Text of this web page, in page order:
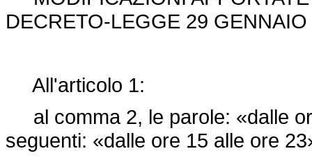
DECRETO-LEGGE 29
All'articolo 1:
al comma 2, le parole: «dalle
seguenti: «dalle ore 15 alle ore